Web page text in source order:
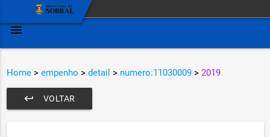
menu
Home > empenho > detail > numero:11030009 > 2019
VOLTAR
keyboard_return